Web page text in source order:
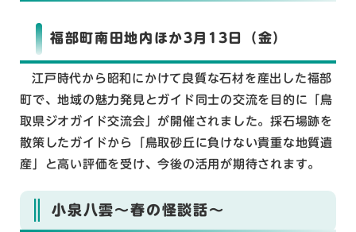
福部町南田地内ほか3月13日（金）
江戸時代から昭和にかけて良質な石材を産出した福部
町で、地域の魅力発見とガイド同士の交流を目的に「鳥
取県ジオガイド交流会」が開催されました。採石場跡を
散策したガイドから「鳥取砂丘に負けない貴重な地質遺
産」と高い評価を受け、今後の活用が期待されます。
小泉八雲～春の怪談話～